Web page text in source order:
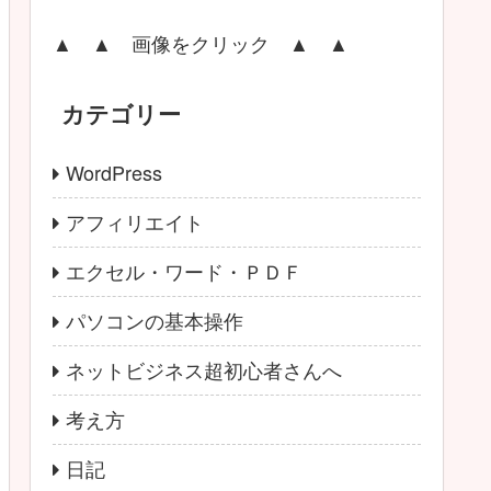
▲ ▲ 画像をクリック ▲ ▲
カテゴリー
WordPress
アフィリエイト
エクセル・ワード・ＰＤＦ
パソコンの基本操作
ネットビジネス超初心者さんへ
考え方
日記